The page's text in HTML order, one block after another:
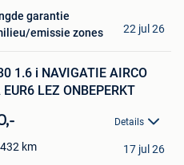
garantie
emissie zones
22 jul 26
1.6 i NAVIGATIE AIRCO
LEZ ONBEPERKT
Details
km 17 jul 26